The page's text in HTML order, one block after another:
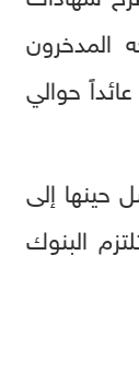
سيتجه المدخرون
حوالي
بمقدار 800 نقطة أساس لتصل حينها إلى
تلتزم البنوك